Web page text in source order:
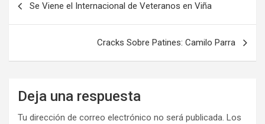
Se Viene el Internacional de Veteranos en Viña
Cracks Sobre Patines: Camilo Parra
Deja una respuesta
Tu dirección de correo electrónico no será publicada. Los